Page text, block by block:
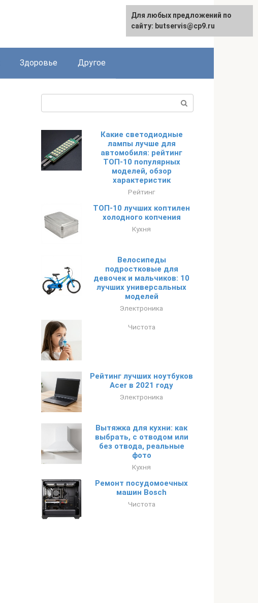
English
Здоровье Другое
Какие светодиодные
лампы лучше для
автомобиля: рейтинг
ТОП-10 популярных
моделей, обзор
характеристик
Рейтинг
ТОП-10 лучших коптилен
холодного копчения
Кухня
Велосипеды
подростковые для
девочек и мальчиков: 10
лучших универсальных
моделей
Электроника
Чистота
Рейтинг лучших ноутбуков
Acer в 2021 году
Электроника
Вытяжка для кухни: как
выбрать, с отводом или
без отвода, реальные
фото
Кухня
Ремонт посудомоечных
машин Bosch
Чистота
Для любых предложений по
сайту: butservis@cp9.ru